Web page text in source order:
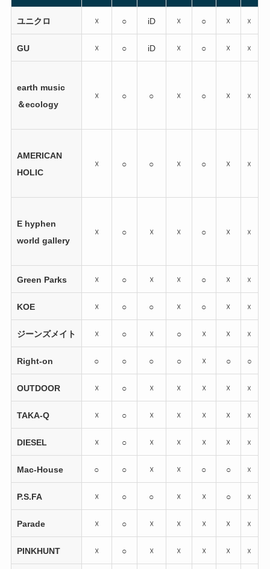
ユニクロ ☓ ○ iD ☓ ○ ☓ ☓
GU ☓ ○ iD ☓ ○ ☓ ☓
earth music
＆ecology
☓ ○ ○ ☓ ○ ☓ ☓
AMERICAN
HOLIC
☓ ○ ○ ☓ ○ ☓ ☓
E hyphen
world gallery
☓ ○ ☓ ☓ ○ ☓ ☓
Green Parks ☓ ○ ☓ ☓ ○ ☓ ☓
KOE ☓ ○ ○ ☓ ○ ☓ ☓
ジーンズメイト ☓ ○ ☓ ○ ☓ ☓ ☓
Right-on ○ ○ ○ ○ ☓ ○ ○
OUTDOOR ☓ ○ ☓ ☓ ☓ ☓ ☓
TAKA-Q ☓ ○ ☓ ☓ ☓ ☓ ☓
DIESEL ☓ ○ ☓ ☓ ☓ ☓ ☓
Mac-House ○ ○ ☓ ☓ ○ ○ ☓
P.S.FA ☓ ○ ○ ☓ ☓ ○ ☓
Parade ☓ ○ ☓ ☓ ☓ ☓ ☓
PINKHUNT ☓ ○ ☓ ☓ ☓ ☓ ☓